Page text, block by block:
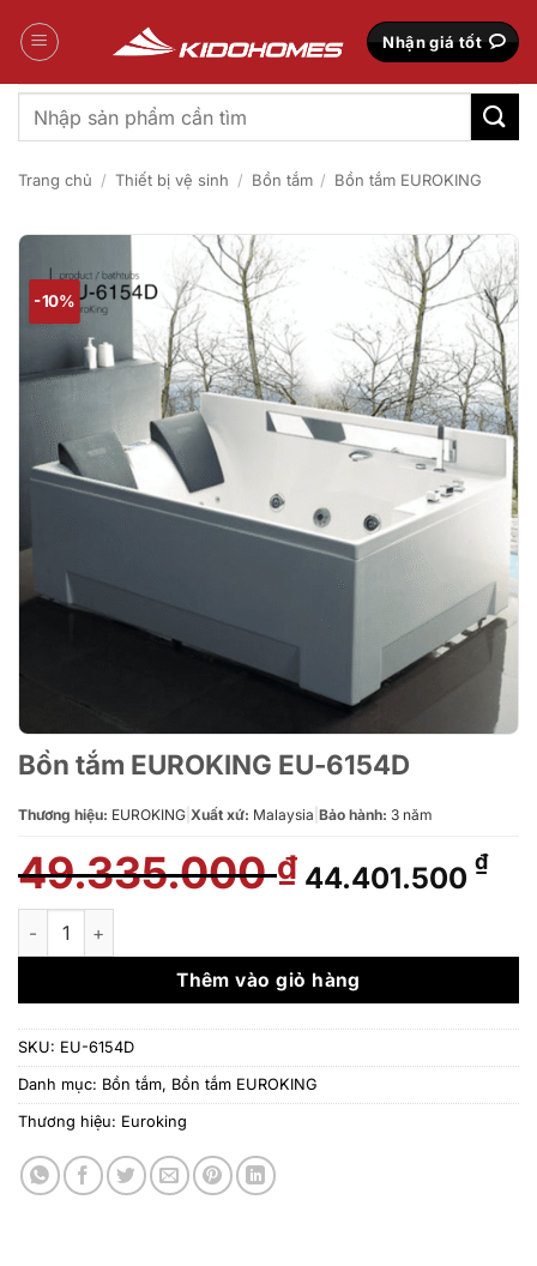
qua
Nhận giá tốt
Tìm
kiếm:
Trang chủ / Thiết bị vệ sinh / Bồn tắm / Bồn tắm EUROKING
-10%
Bồn tắm EUROKING EU-6154D
Thương hiệu: EUROKING Xuất xứ: Malaysia Bảo hành: 3 năm
49.335.000₫ Giá
gốc
49.335.000 ₫.
44.401.500 ₫Giá
là:
Bồn tắm EUROKING EU-6154D số lượng
Thêm vào giỏ hàng
SKU: EU-6154D
Danh mục: Bồn tắm, Bồn tắm EUROKING
Thương hiệu: Euroking